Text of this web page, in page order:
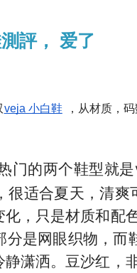
評， 爱了
veja 小白鞋 ，从材质，
门的两个鞋型就
很适合夏天，清
，只是材质和配
分是网眼织物，
潇洒。豆沙红，